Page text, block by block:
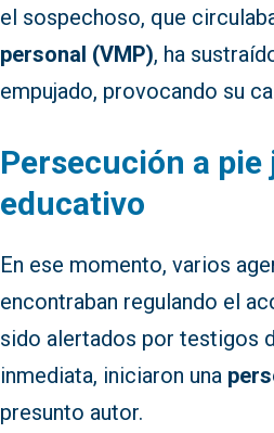
el sospechoso, que
personal (VMP), ha
empujado, provocando su
Persecución a
educativo
En ese momento, varios
encontraban regulando el
sido alertados por testigos
inmediata, iniciaron una
presunto autor.